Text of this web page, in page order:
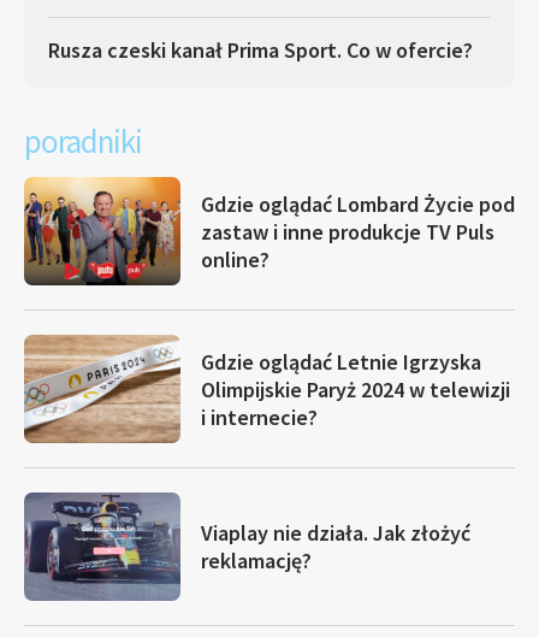
Rusza czeski kanał Prima Sport. Co w ofercie?
poradniki
Gdzie oglądać Lombard Życie pod
zastaw i inne produkcje TV Puls
online?
Gdzie oglądać Letnie Igrzyska
Olimpijskie Paryż 2024 w telewizji
i internecie?
Viaplay nie działa. Jak złożyć
reklamację?